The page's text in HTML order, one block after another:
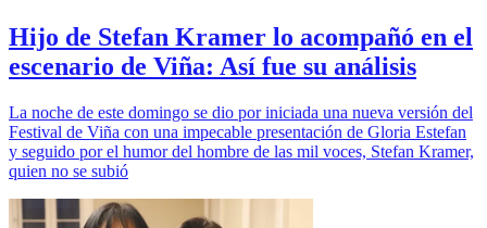
Hijo de Stefan Kramer lo acompañó en el
escenario de Viña: Así fue su análisis
La noche de este domingo se dio por iniciada una nueva versión del
Festival de Viña con una impecable presentación de Gloria Estefan
y seguido por el humor del hombre de las mil voces, Stefan Kramer,
quien no se subió